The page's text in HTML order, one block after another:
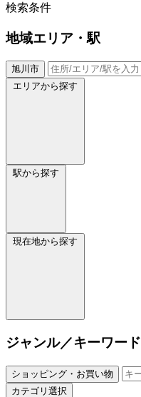
検索条件
地域エリア・駅
旭川市
エリアから探す
駅から探す
現在地から探す
ジャンル／キーワード
ショッピング・お買い物
カテゴリ選択